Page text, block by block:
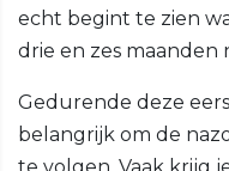
echt begint te zien
drie en zes maanden
Gedurende deze
belangrijk om de